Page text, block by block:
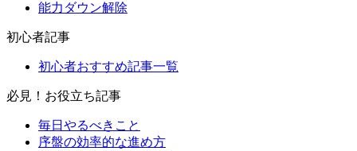
能力ダウン解除
初心者記事
初心者おすすめ記事一覧
必見！お役立ち記事
毎日やるべきこと
序盤の効率的な進め方